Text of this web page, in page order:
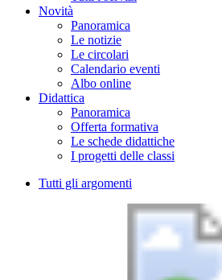
Novità
Panoramica
Le notizie
Le circolari
Calendario eventi
Albo online
Didattica
Panoramica
Offerta formativa
Le schede didattiche
I progetti delle classi
Tutti gli argomenti